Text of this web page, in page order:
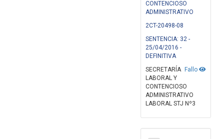
CONTENCIOSO
ADMINISTRATIVO
2CT-20498-08
SENTENCIA: 32 -
25/04/2016 -
DEFINITIVA
Fallo
SECRETARÍA
LABORAL Y
CONTENCIOSO
ADMINISTRATIVO
LABORAL STJ Nº3